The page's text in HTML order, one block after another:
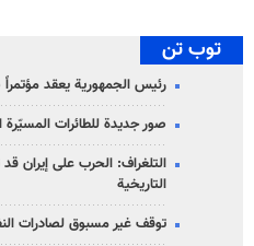
توب تن
رئيس الجمهورية يعقد
صور جديدة للطائرات المسيّرة
التلغراف: الحرب على إيران
التاريخية
توقف غير مسبوق لصادرات